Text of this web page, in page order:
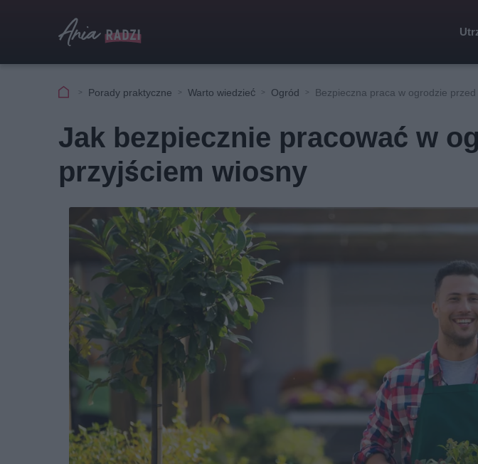
Porady praktyczne Warto wiedzieć Ogród Bezpieczna praca w ogrodzie przed
Jak bezpiecznie pracować w
przyjściem wiosny